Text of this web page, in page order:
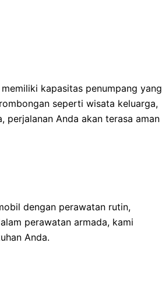
kapasitas penumpang yang
seperti wisata keluarga,
perjalanan Anda akan terasa aman
dengan perawatan rutin,
perawatan armada, kami
Anda.